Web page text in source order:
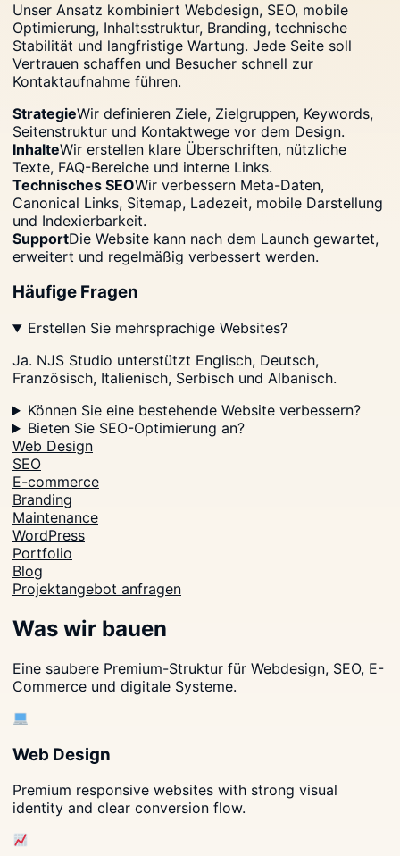
Unser Ansatz kombiniert Webdesign, SEO, mobile
Optimierung, Inhaltsstruktur, Branding, technische
Stabilität und langfristige Wartung. Jede Seite soll
Vertrauen schaffen und Besucher schnell zur
Kontaktaufnahme führen.
StrategieWir definieren Ziele, Zielgruppen, Keywords,
Seitenstruktur und Kontaktwege vor dem Design.
InhalteWir erstellen klare Überschriften, nützliche
Texte, FAQ-Bereiche und interne Links.
Technisches SEOWir verbessern Meta-Daten,
Canonical Links, Sitemap, Ladezeit, mobile Darstellung
und Indexierbarkeit.
SupportDie Website kann nach dem Launch gewartet,
erweitert und regelmäßig verbessert werden.
Häufige Fragen
Erstellen Sie mehrsprachige Websites?
Ja. NJS Studio unterstützt Englisch, Deutsch,
Französisch, Italienisch, Serbisch und Albanisch.
Können Sie eine bestehende Website verbessern?
Bieten Sie SEO-Optimierung an?
Web Design
SEO
E-commerce
Branding
Maintenance
WordPress
Portfolio
Blog
Projektangebot anfragen
Was wir bauen
Eine saubere Premium-Struktur für Webdesign, SEO, E-
Commerce und digitale Systeme.
Web Design
Premium responsive websites with strong visual
identity and clear conversion flow.